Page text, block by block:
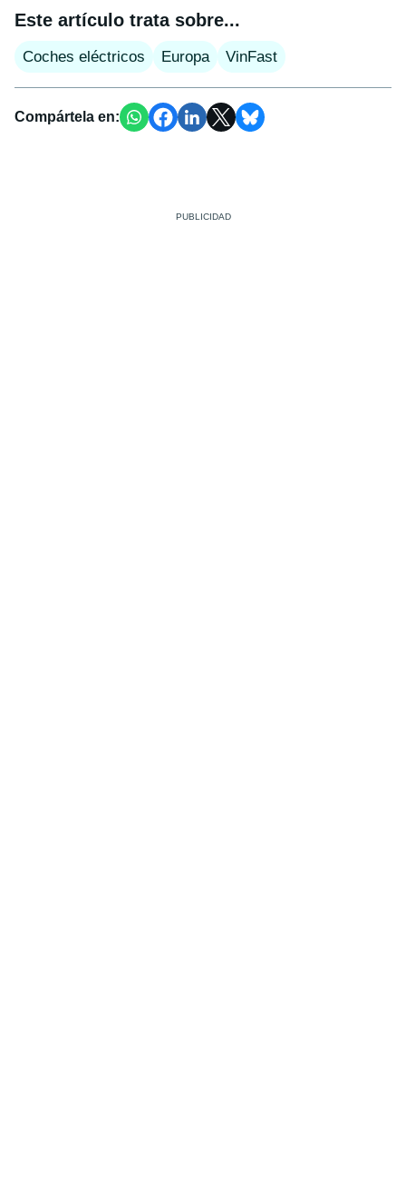
Este artículo trata sobre...
Coches eléctricos Europa VinFast
Compártela en: